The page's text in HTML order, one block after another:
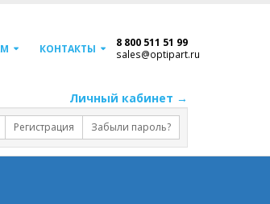
КОНТАКТЫ 8 800 511 51 99
sales@optipart.ru
Личный кабинет →
Регистрация Забыли пароль?